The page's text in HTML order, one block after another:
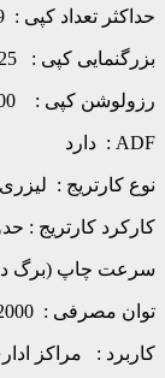
حداکثر تعداد کپی : 999 برگ
بزرگنمایی کپی : 25 تا 400 درصد
رزولوشن کپی : 600*600 dpi
ADF : دارد
نوع کارتریج : لیزری
کارکرد کارتریج : حدود 7000
سرعت چاپ (برگ در دقیقه) 25
توان مصرفی : 2000 وات
کاربرد : مراکز